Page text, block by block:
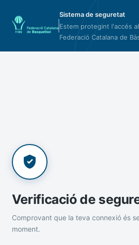
Sistema de seguretat
Estem protegint l'accés
Federació Catalana de
Verificació de
Comprovant que la teva connexió és
moment.